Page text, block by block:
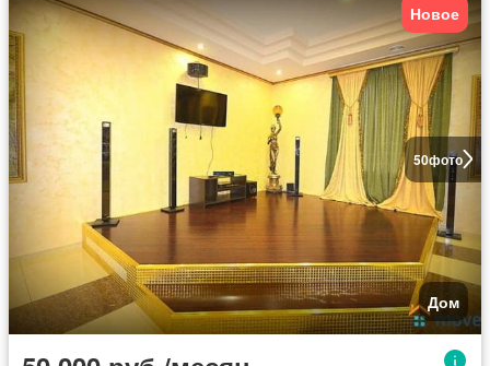
50фото
Новое
Дом